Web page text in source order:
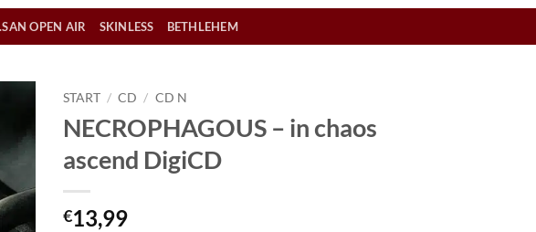
OPEN AIR SKINLESS BETHLEHEM
START / CD / CD N
NECROPHAGOUS – in chaos
ascend DigiCD
€13,99